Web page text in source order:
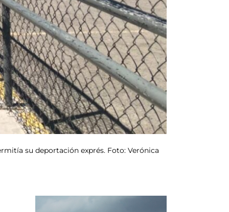
su deportación exprés. Foto: Verónica